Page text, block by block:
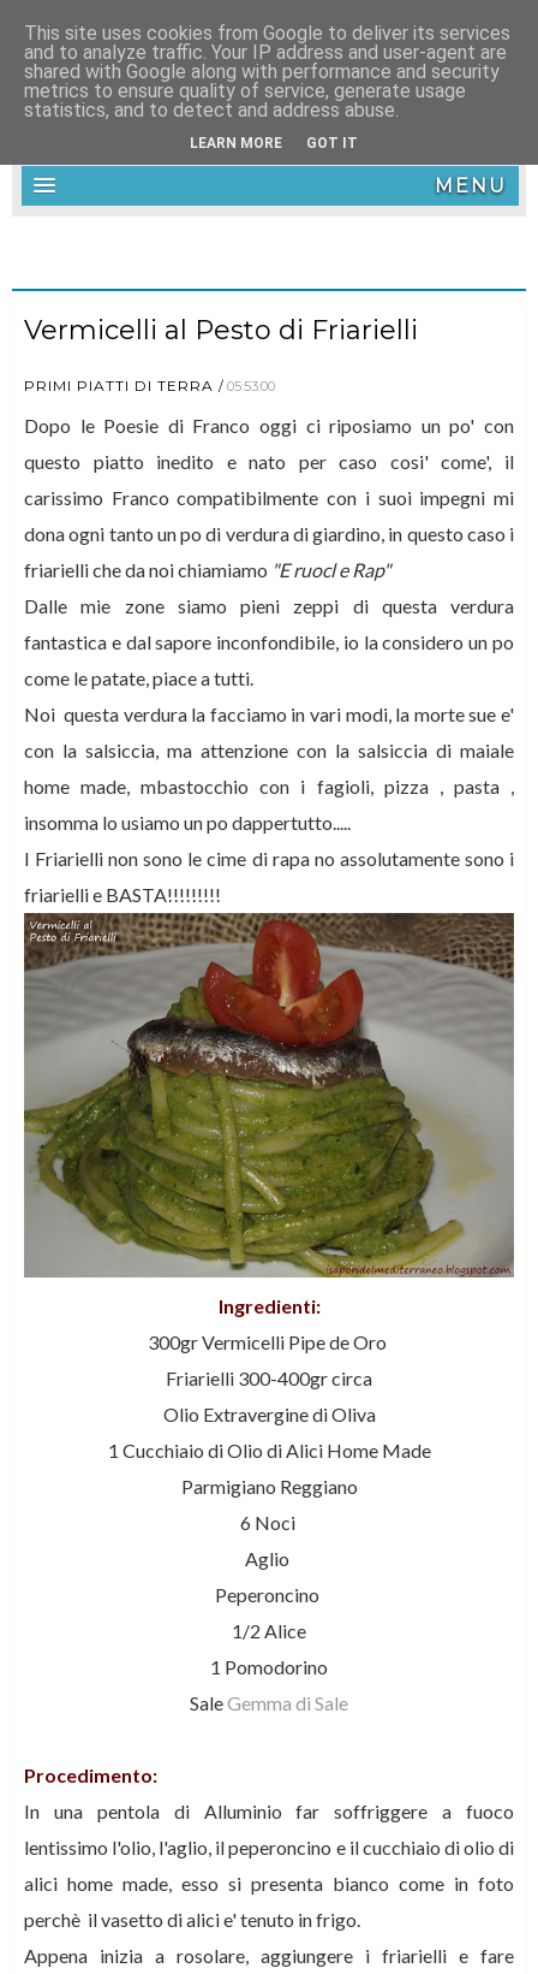
MENU
Vermicelli al Pesto di Friarielli
PRIMI PIATTI DI TERRA 05:53:00
Dopo le Poesie di Franco oggi ci riposiamo un po' con
questo piatto inedito e nato per caso cosi' come', il
carissimo Franco compatibilmente con i suoi impegni mi
dona ogni tanto un po di verdura di giardino, in questo caso i
friarielli che da noi chiamiamo "E ruocl e Rap"
Dalle mie zone siamo pieni zeppi di questa verdura
fantastica e dal sapore inconfondibile, io la considero un po
come le patate, piace a tutti.
Noi questa verdura la facciamo in vari modi, la morte sue e'
con la salsiccia, ma attenzione con la salsiccia di maiale
home made, mbastocchio con i fagioli, pizza , pasta ,
insomma lo usiamo un po dappertutto.....
I Friarielli non sono le cime di rapa no assolutamente sono i
friarielli e BASTA!!!!!!!!!
Ingredienti:
300gr Vermicelli Pipe de Oro
Friarielli 300-400gr circa
Olio Extravergine di Oliva
1 Cucchiaio di Olio di Alici Home Made
Parmigiano Reggiano
6 Noci
Aglio
Peperoncino
1/2 Alice
1 Pomodorino
SaleGemma di Sale
Procedimento:
In una pentola di Alluminio far soffriggere a fuoco
lentissimo l'olio, l'aglio, il peperoncino e il cucchiaio di olio di
alici home made, esso si presenta bianco come in foto
perchè il vasetto di alici e' tenuto in frigo.
Appena inizia a rosolare, aggiungere i friarielli e fare
This site uses cookies from Google to deliver its services
and to analyze traffic. Your IP address and user-agent are
shared with Google along with performance and security
metrics to ensure quality of service, generate usage
statistics, and to detect and address abuse.
LEARN MORE GOT IT